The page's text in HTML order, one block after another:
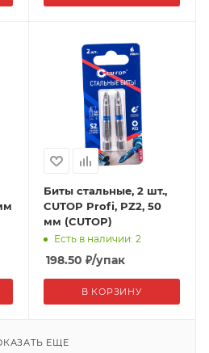
Биты стальные, 2 шт.,
CUTOP Profi, PZ2, 50
мм (CUTOP)
Есть в наличии: 2
198.50 ₽/упак
В КОРЗИНУ
ЕЩЕ